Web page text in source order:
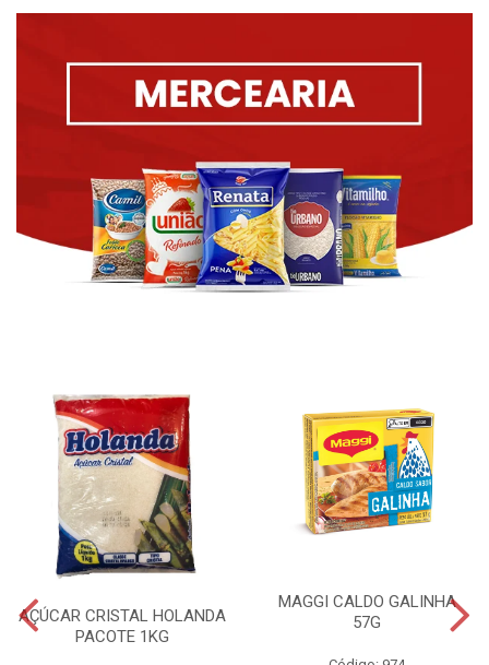
AÇÚCAR CRISTAL HOLANDA
PACOTE 1KG
MAGGI CALDO GALINHA
57G